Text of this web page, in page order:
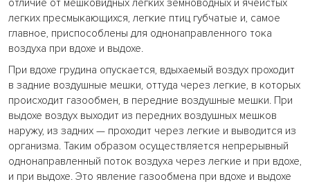
отличие от мешковидных легких земноводных и ячеистых
легких пресмыкающихся, легкие птиц губчатые и, самое
главное, приспособлены для однонаправленного тока
воздуха при вдохе и выдохе.
При вдохе грудина опускается, вдыхаемый воздух проходит
в задние воздушные мешки, оттуда через легкие, в которых
происходит газообмен, в передние воздушные мешки. При
выдохе воздух выходит из передних воздушных мешков
наружу, из задних — проходит через легкие и выводится из
организма. Таким образом осуществляется непрерывный
однонаправленный поток воздуха через легкие и при вдохе,
и при выдохе. Это явление газообмена при вдохе и выдохе